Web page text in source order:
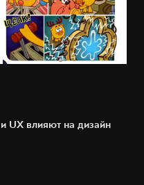
UX влияют на дизайн